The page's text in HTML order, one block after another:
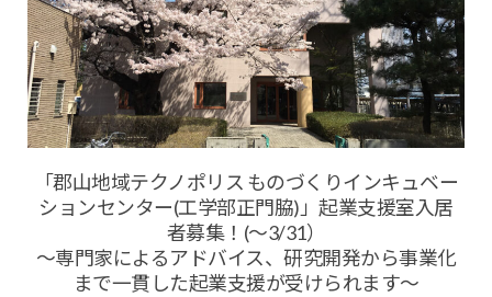
「郡山地域テクノポリス ものづくりインキュベー
ションセンター(工学部正門脇)」起業支援室入居
者募集！(～3/31）
～専門家によるアドバイス、研究開発から事業化
まで一貫した起業支援が受けられます～